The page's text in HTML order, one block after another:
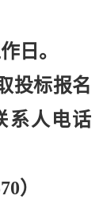
日。
投标报名
系人电话
）